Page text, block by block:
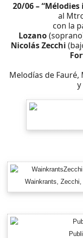
20/06 –
al
con la
Lozano
Nicolás Zecchi
Melodías de Fauré,
Wainkrants,